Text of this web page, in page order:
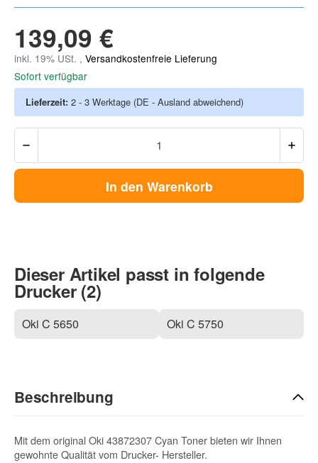
139,09 €
inkl. 19% USt. , Versandkostenfreie Lieferung
Sofort verfügbar
Lieferzeit: 2 - 3 Werktage (DE - Ausland abweichend)
In den Warenkorb
Dieser Artikel passt in folgende
Drucker (2)
Oki C 5650 Oki C 5750
Beschreibung
Mit dem original Oki 43872307 Cyan Toner bieten wir Ihnen
gewohnte Qualität vom Drucker- Hersteller.